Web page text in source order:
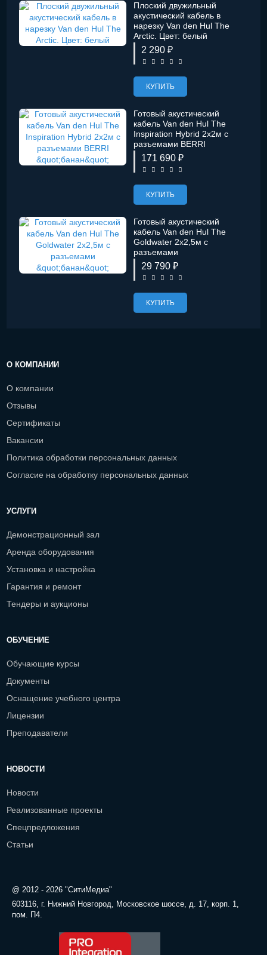
Плоский двужильный
акустический кабель в
нарезку Van den Hul The
Arctic. Цвет: белый
2 290 ₽
КУПИТЬ
Готовый акустический
кабель Van den Hul The
Inspiration Hybrid 2х2м с
разъемами BERRI
&quot;банан&quot;
171 690 ₽
КУПИТЬ
Готовый акустический
кабель Van den Hul The
Goldwater 2х2,5м с
разъемами
&quot;банан&quot;
29 790 ₽
КУПИТЬ
О КОМПАНИИ
О компании
Отзывы
Сертификаты
Вакансии
Политика обработки персональных данных
Согласие на обработку персональных данных
УСЛУГИ
Демонстрационный зал
Аренда оборудования
Установка и настройка
Гарантия и ремонт
Тендеры и аукционы
ОБУЧЕНИЕ
Обучающие курсы
Документы
Оснащение учебного центра
Лицензии
Преподаватели
НОВОСТИ
Новости
Реализованные проекты
Спецпредложения
Статьи
@ 2012 - 2026 "СитиМедиа"
603116, г. Нижний Новгород, Московское шоссе, д. 17, корп. 1,
пом. П4.